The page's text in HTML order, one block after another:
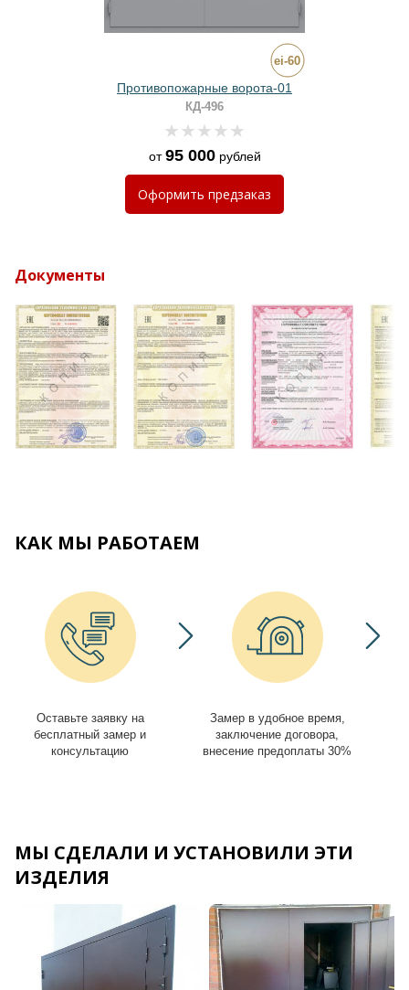
Противопожарные ворота-01
КД-496
от95 000рублей
Оформить предзаказ
Документы
КАК МЫ РАБОТАЕМ
Оставьте заявку на
бесплатный замер и
консультацию
Замер в удобное время,
заключение договора,
внесение предоплаты 30%
МЫ СДЕЛАЛИ И УСТАНОВИЛИ ЭТИ
ИЗДЕЛИЯ